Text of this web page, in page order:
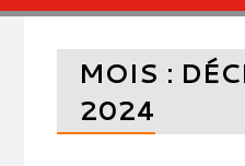
MOIS :
2024